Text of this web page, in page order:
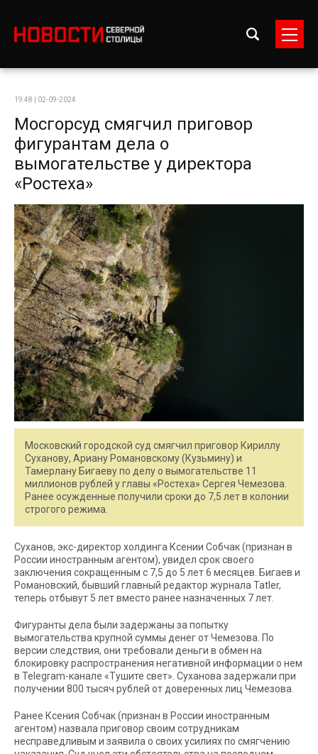
19:48 | 02-09-2024
Мосгорсуд смягчил приговор
фигурантам дела о
вымогательстве у директора
«Ростеха»
Московский городской суд смягчил приговор Кириллу
Суханову, Ариану Романовскому (Кузьмину) и
Тамерлану Бигаеву по делу о вымогательстве 11
миллионов рублей у главы «Ростеха» Сергея Чемезова.
Ранее осужденные получили сроки до 7,5 лет в колонии
строгого режима.
Суханов, экс-директор холдинга Ксении Собчак (признан в
России иностранным агентом), увидел срок своего
заключения сокращенным с 7,5 до 5 лет 6 месяцев. Бигаев и
Романовский, бывший главный редактор журнала Tatler,
теперь отбывут 5 лет вместо ранее назначенных 7 лет.
Фигуранты дела были задержаны за попытку
вымогательства крупной суммы денег от Чемезова. По
версии следствия, они требовали деньги в обмен на
блокировку распространения негативной информации о нем
в Telegram-канале «Тушите свет». Суханова задержали при
получении 800 тысяч рублей от доверенных лиц Чемезова.
Ранее Ксения Собчак (признан в России иностранным
агентом) назвала приговор своим сотрудникам
несправедливым и заявила о своих усилиях по смягчению